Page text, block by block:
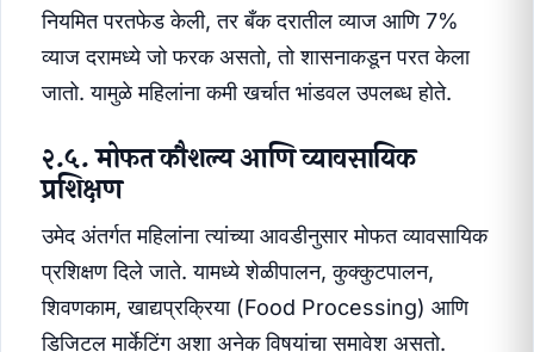
नियमित परतफेड केली, तर बँक दरातील व्याज आणि 7%
व्याज दरामध्ये जो फरक असतो, तो शासनाकडून परत केला
जातो. यामुळे महिलांना कमी खर्चात भांडवल उपलब्ध होते.
२.५. मोफत कौशल्य आणि व्यावसायिक
प्रशिक्षण
उमेद अंतर्गत महिलांना त्यांच्या आवडीनुसार मोफत व्यावसायिक
प्रशिक्षण दिले जाते. यामध्ये शेळीपालन, कुक्कुटपालन,
शिवणकाम, खाद्यप्रक्रिया (Food Processing) आणि
डिजिटल मार्केटिंग अशा अनेक विषयांचा समावेश असतो.